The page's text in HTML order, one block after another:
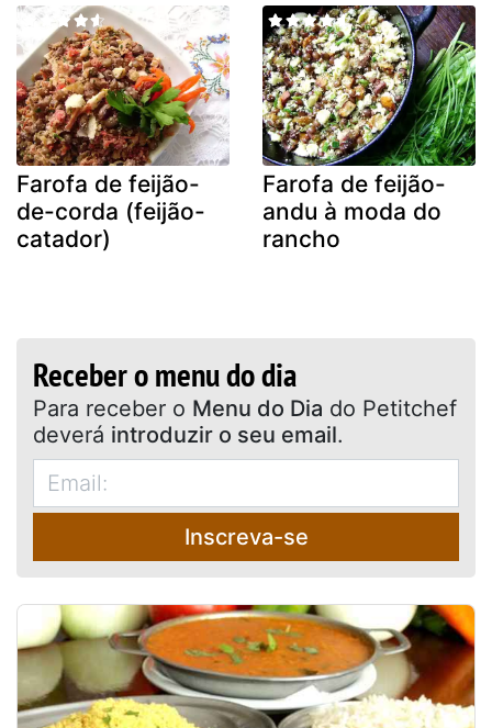
Farofa de feijão-
de-corda (feijão-
catador)
Farofa de feijão-
andu à moda do
rancho
Receber o menu do dia
Para receber o Menu do Dia do Petitchef
deverá introduzir o seu email.
Inscreva-se